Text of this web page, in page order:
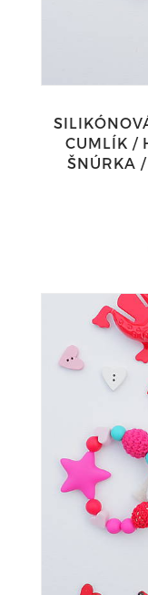
CUMLÍK /
ŠNÚRKA